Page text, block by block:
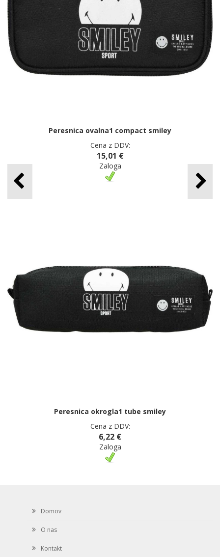
Peresnica ovalna1 compact smiley
Cena z DDV:
15,01 €
Zaloga
Peresnica okrogla1 tube smiley
Cena z DDV:
6,22 €
Zaloga
Domov
O nas
Kontakt